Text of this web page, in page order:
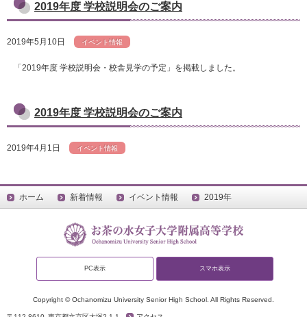
2019年度 学校説明会のご案内
2019年5月10日 イベント情報
「2019年度 学校説明会・校舎見学の予定」を掲載しました。
2019年度 学校説明会のご案内
2019年4月1日 イベント情報
ホーム 新着情報 イベント情報 2019年
PC表示 スマホ表示
Copyright © Ochanomizu University Senior High School. All Rights Reserved.